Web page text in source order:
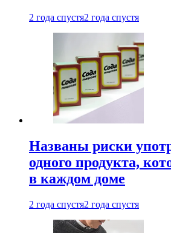
2 года спустя2 года спустя
Названы риски
одного продукта,
в каждом доме
2 года спустя2 года спустя